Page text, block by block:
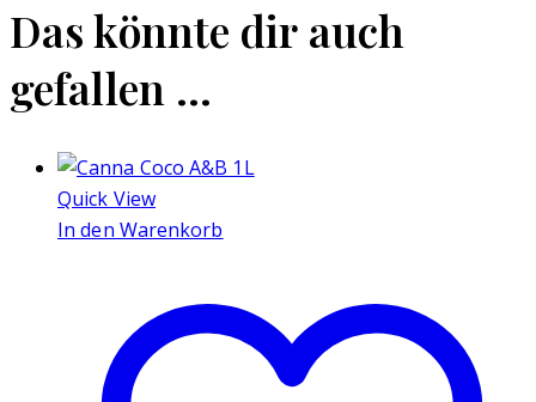
Das könnte dir auch
gefallen …
Quick View
In den Warenkorb